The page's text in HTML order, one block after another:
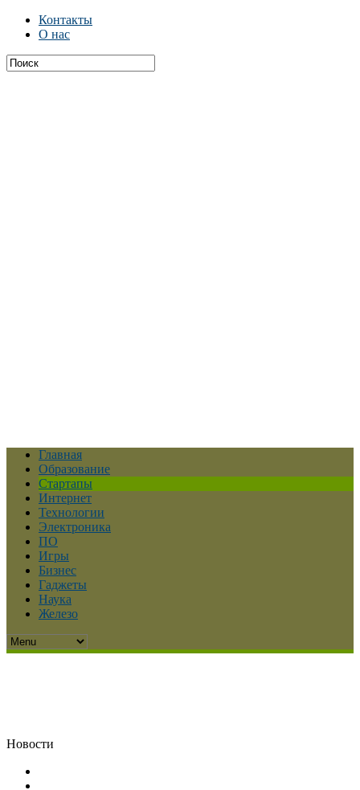
Контакты
О нас
Главная
Образование
Стартапы
Интернет
Технологии
Электроника
ПО
Игры
Бизнес
Гаджеты
Наука
Железо
Новости